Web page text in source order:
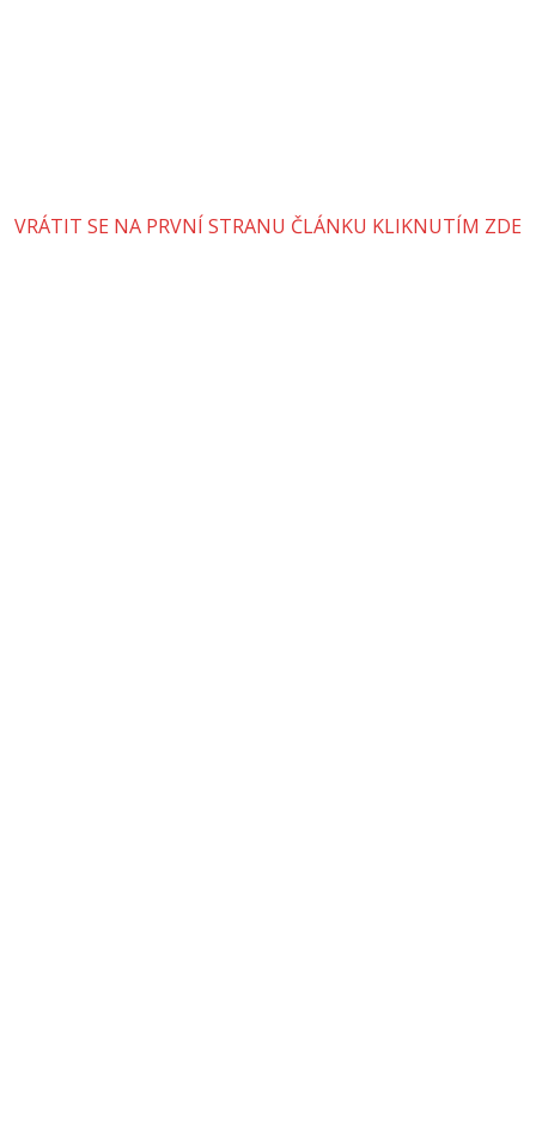
VRÁTIT SE NA PRVNÍ STRANU ČLÁNKU KLIKNUTÍM ZDE